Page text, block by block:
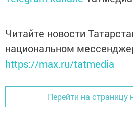
Читайте новости
национальном
https://max.ru/tatmedia
Перейти на страницу